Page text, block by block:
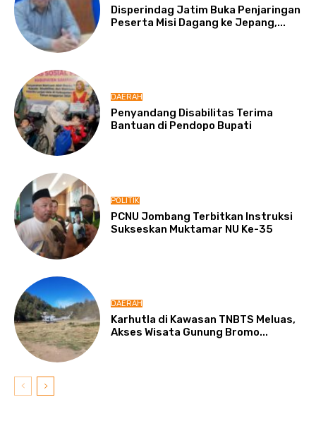
Disperindag Jatim Buka Penjaringan
Peserta Misi Dagang ke Jepang,...
DAERAH
Penyandang Disabilitas Terima
Bantuan di Pendopo Bupati
POLITIK
PCNU Jombang Terbitkan Instruksi
Sukseskan Muktamar NU Ke-35
DAERAH
Karhutla di Kawasan TNBTS Meluas,
Akses Wisata Gunung Bromo...